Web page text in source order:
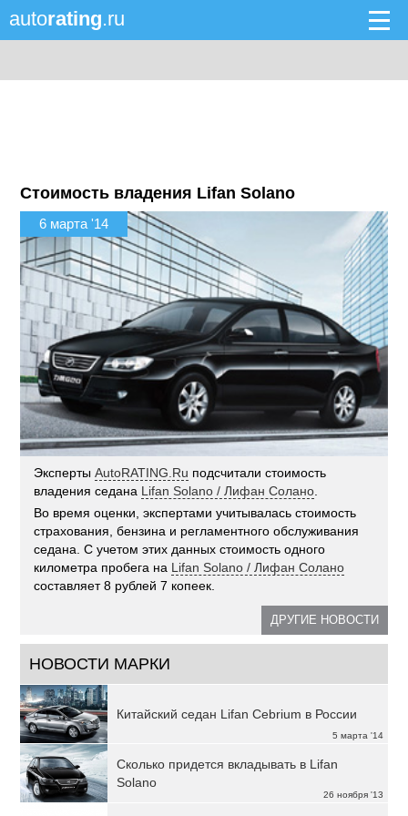
autorating.ru
Стоимость владения Lifan Solano
6 марта '14
ЭкспертыAutoRATING.Ru подсчитали стоимость
владения седана Lifan Solano / Лифан Солано
Во время оценки, экспертами учитывалась стоимость
страхования, бензина и регламентного обслуживания
седана. С учетом этих данных стоимость одного
километра пробега на Lifan Solano / Лифан Солано
составляет 8 рублей 7 копеек.
ДРУГИЕ НОВОСТИ
НОВОСТИ МАРКИ
5 марта '14
Китайский седан Lifan Cebrium в России
26 ноября '13
Сколько придется вкладывать в Lifan
Solano